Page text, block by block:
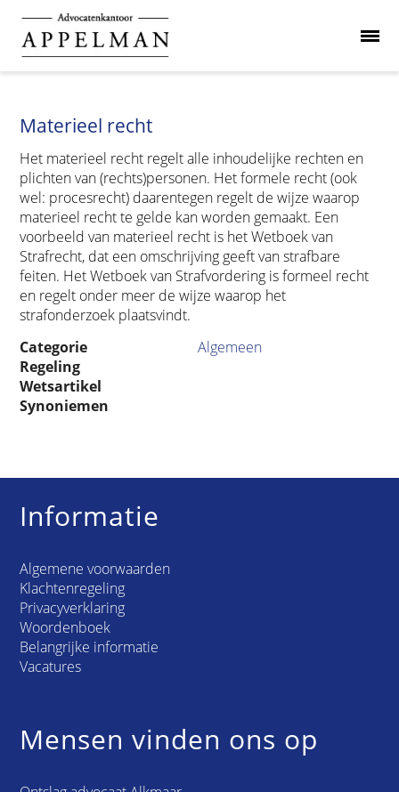
Materieel recht
Het materieel recht regelt alle inhoudelijke rechten en
plichten van (rechts)personen. Het formele recht (ook
wel: procesrecht) daarentegen regelt de wijze waarop
materieel recht te gelde kan worden gemaakt. Een
voorbeeld van materieel recht is het Wetboek van
Strafrecht, dat een omschrijving geeft van strafbare
feiten. Het Wetboek van Strafvordering is formeel recht
en regelt onder meer de wijze waarop het
strafonderzoek plaatsvindt.
Categorie
Algemeen
Regeling
Wetsartikel
Synoniemen
Informatie
Algemene voorwaarden
Klachtenregeling
Privacyverklaring
Woordenboek
Belangrijke informatie
Vacatures
Mensen vinden ons op